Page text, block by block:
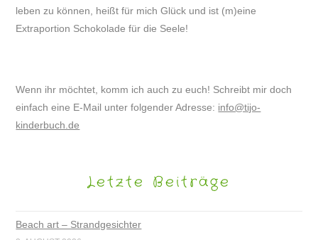
leben zu können, heißt für mich Glück und ist (m)eine
Extraportion Schokolade für die Seele!
Wenn ihr möchtet, komm ich auch zu euch! Schreibt mir doch
einfach eine E-Mail unter folgender Adresse: info@tijo-
kinderbuch.de
Letzte Beiträge
Beach art – Strandgesichter